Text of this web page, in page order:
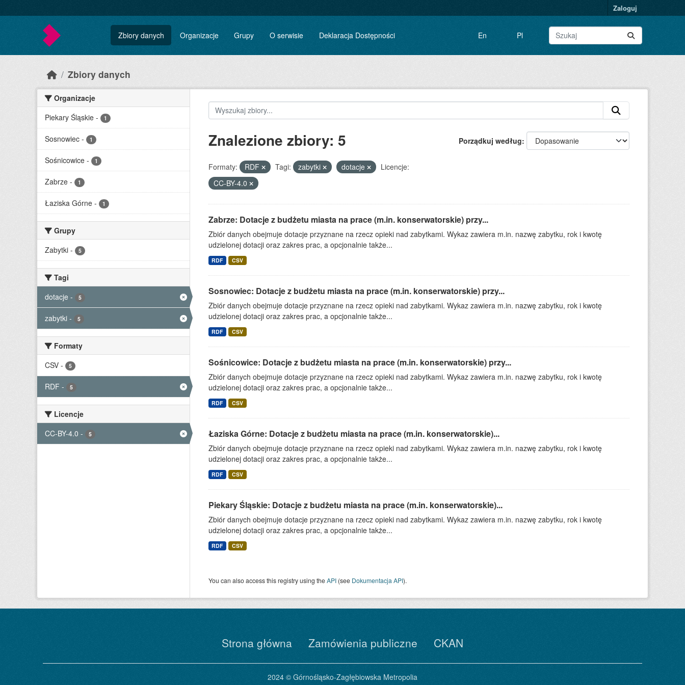
Zaloguj
Zbiory danych Organizacje Grupy O serwisie Deklaracja Dostępności En Pl
Zbiory danych
Organizacje
Piekary Śląskie - 1
Sosnowiec - 1
Sośnicowice - 1
Zabrze - 1
Łaziska Górne - 1
Grupy
Zabytki - 5
Tagi
dotacje - 5
zabytki - 5
Formaty
CSV - 5
RDF - 5
Licencje
CC-BY-4.0 - 5
Porządkuj według
Znalezione zbiory: 5
Formaty: RDF Tagi: zabytki dotacje
Licencje:
CC-BY-4.0
Zabrze: Dotacje z budżetu miasta na prace (m.in. konserwatorskie) przy...
Zbiór danych obejmuje dotacje przyznane na rzecz opieki nad zabytkami. Wykaz zawiera m.in. nazwę zabytku, rok i kwotę
udzielonej dotacji oraz zakres prac, a opcjonalnie także...
RDF CSV
Sosnowiec: Dotacje z budżetu miasta na prace (m.in. konserwatorskie) przy...
Zbiór danych obejmuje dotacje przyznane na rzecz opieki nad zabytkami. Wykaz zawiera m.in. nazwę zabytku, rok i kwotę
udzielonej dotacji oraz zakres prac, a opcjonalnie także...
RDF CSV
Sośnicowice: Dotacje z budżetu miasta na prace (m.in. konserwatorskie) przy...
Zbiór danych obejmuje dotacje przyznane na rzecz opieki nad zabytkami. Wykaz zawiera m.in. nazwę zabytku, rok i kwotę
udzielonej dotacji oraz zakres prac, a opcjonalnie także...
RDF CSV
Łaziska Górne: Dotacje z budżetu miasta na prace (m.in. konserwatorskie)...
Zbiór danych obejmuje dotacje przyznane na rzecz opieki nad zabytkami. Wykaz zawiera m.in. nazwę zabytku, rok i kwotę
udzielonej dotacji oraz zakres prac, a opcjonalnie także...
RDF CSV
Piekary Śląskie: Dotacje z budżetu miasta na prace (m.in. konserwatorskie)...
Zbiór danych obejmuje dotacje przyznane na rzecz opieki nad zabytkami. Wykaz zawiera m.in. nazwę zabytku, rok i kwotę
udzielonej dotacji oraz zakres prac, a opcjonalnie także...
RDF CSV
You can also access this registry using theAPI(see Dokumentacja API).
Strona główna Zamówienia publiczne CKAN
2024 © Górnośląsko-Zagłębiowska Metropolia